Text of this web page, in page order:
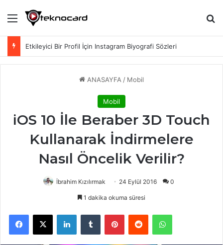
Menü
Etkileyici Bir Profil İçin Instagram Biyografi Sözleri
ANASAYFA / Mobil
Mobil
iOS 10 İle Beraber 3D Touch
Kullanarak İndirmelere
Nasıl Öncelik Verilir?
İbrahim Kızılırmak 24 Eylül 2016 0
1 dakika okuma süresi
Facebook
X LinkedInTumblr PinterestReddit WhatsApp